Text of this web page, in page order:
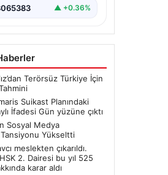
▲ +0.36%
Terörsüz Türkiye İçin
Suikast Planındaki
İfadesi Gün yüzüne çıktı
Sosyal Medya
Tansiyonu Yükseltti
meslekten çıkarıldı.
2. Dairesi bu yıl 525
karar aldı